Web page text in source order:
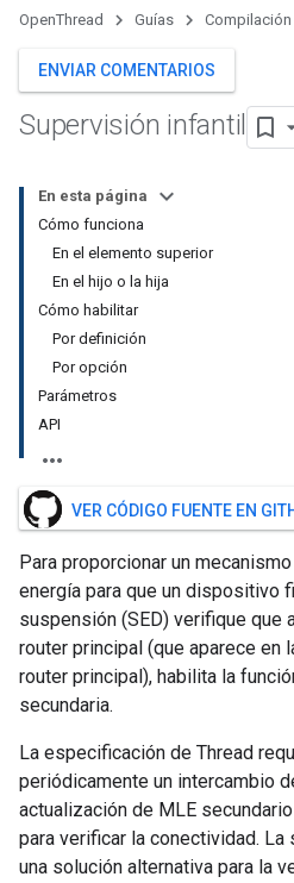
OpenThread Guías Compilación
ENVIAR COMENTARIOS
Supervisión infantil
En esta página
Cómo funciona
En el elemento superior
En el hijo o la hija
Cómo habilitar
Por definición
Por opción
Parámetros
API
VER CÓDIGO FUENTE EN
Para proporcionar un
energía para que un dispositivo
suspensión (SED) verifique que
router principal (que aparece en
router principal), habilita la
secundaria.
La especificación de Thread
periódicamente un intercambio
actualización de MLE
para verificar la conectividad.
una solución alternativa para la